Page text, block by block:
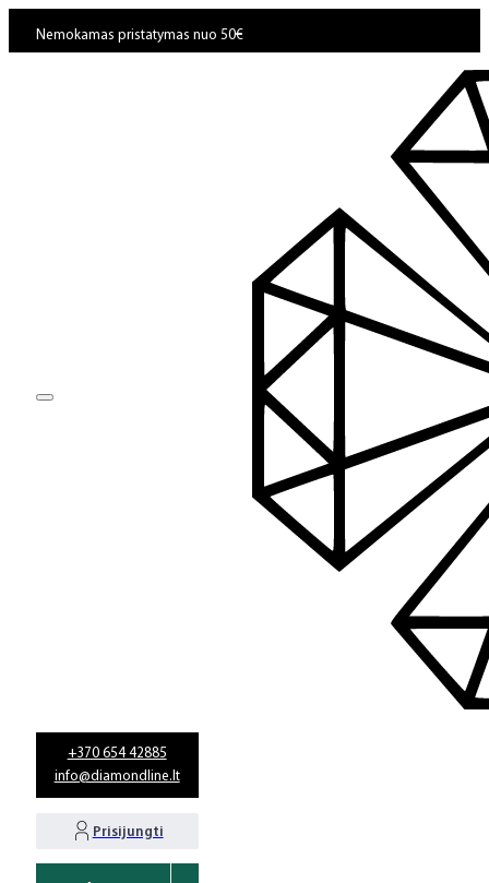
Nemokamas pristatymas nuo 50€
+370 654 42885
info@diamondline.lt
Prisijungti